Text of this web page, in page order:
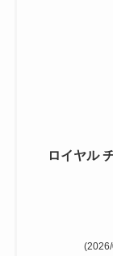
ロイヤル